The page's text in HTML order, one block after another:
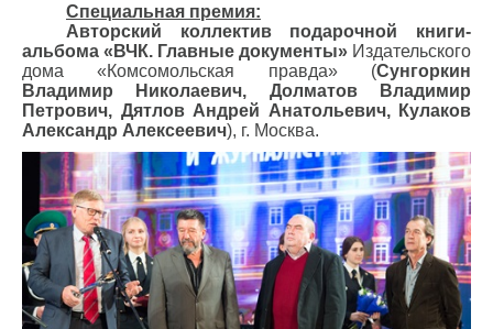
Специальная премия:
Авторский коллектив подарочной книги-
альбома «ВЧК. Главные документы» Издательского
дома «Комсомольская правда» (Сунгоркин
Владимир Николаевич, Долматов Владимир
Петрович, Дятлов Андрей Анатольевич, Кулаков
Александр Алексеевич), г. Москва.